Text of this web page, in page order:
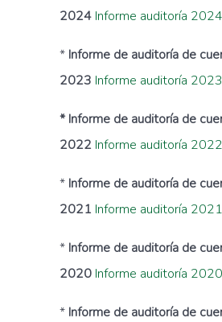
2024 Informe auditoría 2024
* Informe de auditoría de
2023 Informe auditoría 2023
* Informe de auditoría de
2022 Informe auditoría 2022
* Informe de auditoría de
2021 Informe auditoría 2021
* Informe de auditoría de
2020 Informe auditoría 2020
* Informe de auditoría de